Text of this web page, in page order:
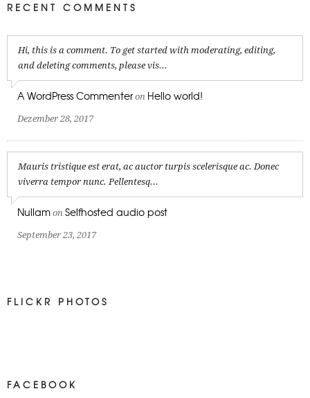
RECENT COMMENTS
Hi, this is a comment. To get started with moderating, editing,
and deleting comments, please vis...
A WordPress Commenter on Hello world!
Dezember 28, 2017
Mauris tristique est erat, ac auctor turpis scelerisque ac. Donec
viverra tempor nunc. Pellentesq...
Nullam on Selfhosted audio post
September 23, 2017
FLICKR PHOTOS
FACEBOOK